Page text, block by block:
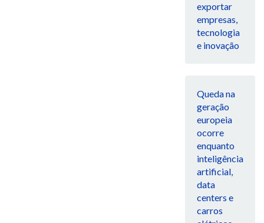
exportar
empresas,
tecnologia
e inovação
Queda na
geração
europeia
ocorre
enquanto
inteligência
artificial,
data
centers e
carros